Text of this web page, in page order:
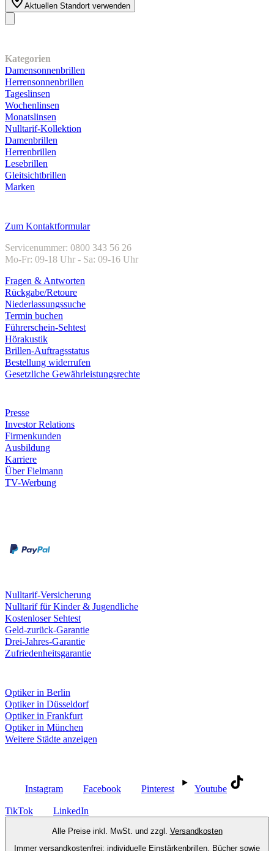
Aktuellen Standort verwenden
Kategorien
Damensonnenbrillen
Herrensonnenbrillen
Tageslinsen
Wochenlinsen
Monatslinsen
Nulltarif-Kollektion
Damenbrillen
Herrenbrillen
Lesebrillen
Gleitsichtbrillen
Marken
Zum Kontaktformular
Servicenummer: 0800 343 56 26
Mo-Fr: 09-18 Uhr - Sa: 09-16 Uhr
Fragen & Antworten
Rückgabe/Retoure
Niederlassungssuche
Termin buchen
Führerschein-Sehtest
Hörakustik
Brillen-Auftragsstatus
Bestellung widerrufen
Gesetzliche Gewährleistungsrechte
Presse
Investor Relations
Firmenkunden
Ausbildung
Karriere
Über Fielmann
TV-Werbung
Nulltarif-Versicherung
Nulltarif für Kinder & Jugendliche
Kostenloser Sehtest
Geld-zurück-Garantie
Drei-Jahres-Garantie
Zufriedenheitsgarantie
Optiker in Berlin
Optiker in Düsseldorf
Optiker in Frankfurt
Optiker in München
Weitere Städte anzeigen
Instagram Facebook Pinterest Youtube
TikTok LinkedIn
Alle Preise inkl. MwSt. und zzgl. Versandkosten
Immer versandkostenfrei: individuelle Einstärkenbrillen, Bücher sowie